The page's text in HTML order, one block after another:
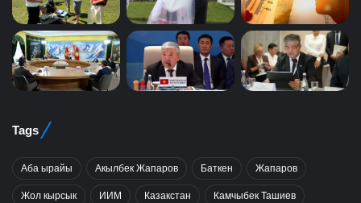
Tags
Аба ырайы Акылбек Жапаров Баткен Жапаров
Жол кырсык ИИМ Казакстан Камчыбек Ташиев